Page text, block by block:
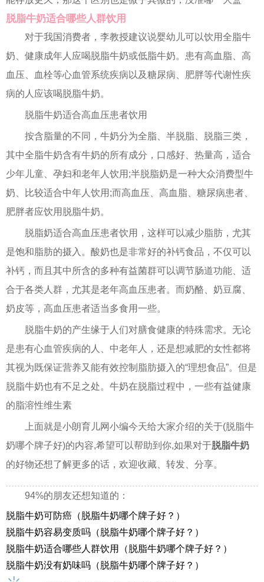
脱脂牛奶适合哪些人群饮用
对于我国消费者，李教授建议说婴幼儿可以饮用全脂牛
奶、健康成年人应喝脱脂牛奶或低脂牛奶。患有高血脂、高
血压、血栓等心血管系统疾病以及糖尿病、肥胖等代谢性疾
病的人应该喝脱脂牛奶。
脱脂牛奶适合高血压患者饮用
按含脂量的不同，牛奶分为全脂、半脱脂、脱脂三类，
其中全脂牛奶含有牛奶的所有成分，口感好、热量高，适合
少年儿童、孕妇和老年人饮用;半脱脂奶是一种大众消费型牛
奶、比较适合中年人饮用;而高血压、高血脂、糖尿病患者、
肥胖者应饮用脱脂牛奶。
脱脂奶适合高血压患者饮用，这样可以减少脂肪，尤其
是饱和脂肪的摄入。酸奶也是非常好的补钙食品，不仅可以
补钙，而且其中所含的多种有益菌群可以调节肠道功能、适
合于各类人群，尤其是老年高血压患者。而奶酪、奶豆腐、
奶皮等，高血压患者适当多食用一些。
脱脂牛奶的产生缘于人们对膳食健康的特殊需求。无论
是患有心血管疾病的人、中老年人，还是想减肥的女性都将
其视为既保证营养又能有效控制脂肪摄入的“理想食品”。但是
脱脂牛奶也有不足之处。牛奶在脱脂过程中，一些有益健康
的脂溶性维生素
上面就是小朗育儿网小编今天给大家介绍的关于(脱脂牛
奶哪个牌子好)的内容,希望可以帮助到你,如果对于脱脂牛奶
的好物还想了解更多的话，欢迎收藏、转发、分享。
94%的朋友还想知道的：
脱脂牛奶可防癌（脱脂牛奶哪个牌子好？）
脱脂牛奶容易变质吗（脱脂牛奶哪个牌子好？）
脱脂牛奶适合哪些人群饮用（脱脂牛奶哪个牌子好？）
脱脂牛奶没有奶味吗（脱脂牛奶哪个牌子好？）